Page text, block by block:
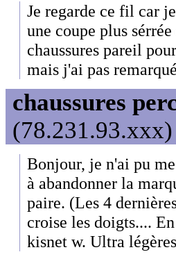
Je regarde ce fil car
une coupe plus
chaussures pareil
mais j'ai pas
chaussures
Bonjour, je n'ai pu
à abandonner la
paire. (Les 4
croise les doigts....
kisnet w. Ultra